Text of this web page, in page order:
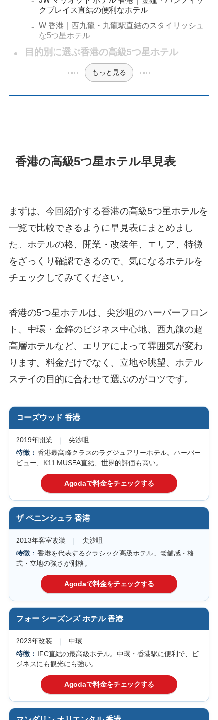
クプレイス直結の便利なホテル
W 香港｜西九龍・九龍駅直結のスタイリッシュ
な5つ星ホテル
目的別に選ぶ香港の高級5つ星ホテル
もっと見る
香港の高級5つ星ホテル早見表
まずは、今回紹介する香港の高級5つ星ホテルを
一覧で比較できるように早見表にまとめまし
た。ホテルの格、開業・改装年、エリア、特徴
をざっくり確認できるので、気になるホテルを
チェックしてみてください。
香港の5つ星ホテルは、尖沙咀のハーバーフロン
ト、中環・金鐘のビジネス中心地、西九龍の超
高層ホテルなど、エリアによって雰囲気が変わ
ります。料金だけでなく、立地や眺望、ホテル
ステイの目的に合わせて選ぶのがコツです。
ローズウッド 香港
2019年開業
尖沙咀
香港最高峰クラスのラグジュアリーホテル。ハーバー
ビュー、K11 MUSEA直結、世界的評価も高い。
ザ ペニンシュラ 香港
2013年客室改装
尖沙咀
香港を代表するクラシック高級ホテル。老舗感・格
式・立地の強さが別格。
フォー シーズンズ ホテル 香港
2023年改装
中環
IFC直結の最高級ホテル。中環・香港駅に便利で、ビ
ジネスにも観光にも強い。